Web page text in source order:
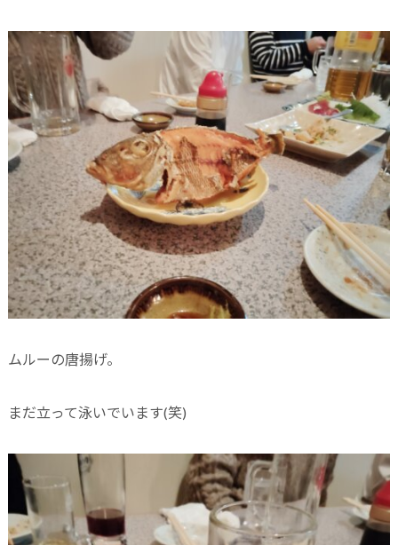
ムルーの唐揚げ。
まだ立って泳いでいます(笑)